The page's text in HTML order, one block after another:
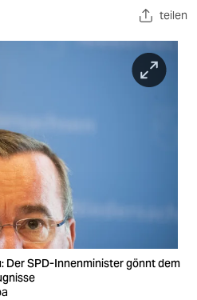
teilen
Der SPD-Innenminister gönnt dem